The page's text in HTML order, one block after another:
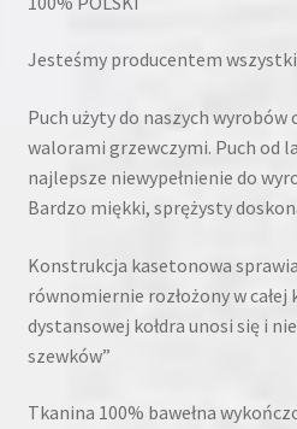
Jesteśmy producentem
Puch użyty do naszych wyrobów
walorami grzewczymi. Puch od
najlepsze niewypełnienie do
Bardzo miękki, sprężysty
Konstrukcja kasetonowa
równomiernie rozłożony w całej
dystansowej kołdra unosi się i
szewków”
Tkanina 100% bawełna